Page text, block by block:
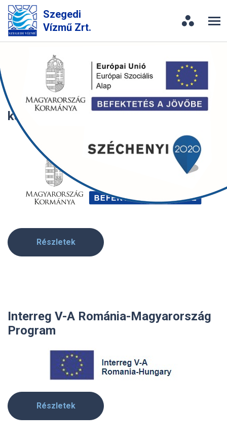
Szegedi
Vízmű Zrt.
Projektek
KEHOP-2.1.7-19-2019-00016 A
víziközmű-szolgáltatással
kapcsolatos szemléletformálás
Részletek
Interreg V-A Románia-Magyarország
Program
Részletek